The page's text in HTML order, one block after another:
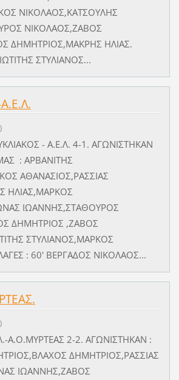
ΝΙΚΟΛΑΟΣ,ΚΑΤΣΟΥΛΗΣ
ΝΙΚΟΛΑΟΣ,ΖΑΒΟΣ
ΔΗΜΗΤΡΙΟΣ,ΜΑΚΡΗΣ ΗΛΙΑΣ.
ΣΤΥΛΙΑΝΟΣ...
- Α.Ε.Λ. 4-1. ΑΓΩΝΙΣΤΗΚΑΝ
: ΑΡΒΑΝΙΤΗΣ
ΑΘΑΝΑΣΙΟΣ,ΡΑΣΣΙΑΣ
ΗΛΙΑΣ,ΜΑΡΚΟΣ
ΙΩΑΝΝΗΣ,ΣΤΑΘΟΥΡΟΣ
ΔΗΜΗΤΡΙΟΣ ,ΖΑΒΟΣ
ΣΤΥΛΙΑΝΟΣ,ΜΑΡΚΟΣ
: 60' ΒΕΡΓΑΔΟΣ ΝΙΚΟΛΑΟΣ...
Α.Ο.ΜΥΡΤΕΑΣ 2-2. ΑΓΩΝΙΣΤΗΚΑΝ :
ΔΗΜΗΤΡΙΟΣ,ΡΑΣΣΙΑΣ
ΙΩΑΝΝΗΣ,ΖΑΒΟΣ